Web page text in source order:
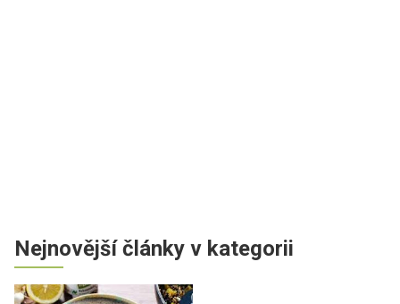
Nejnovější články v kategorii